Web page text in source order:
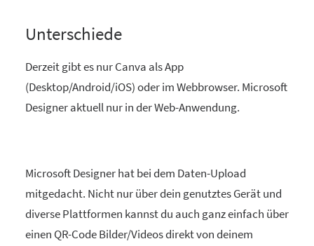
Unterschiede
Derzeit gibt es nur Canva als App
(Desktop/Android/iOS) oder im Webbrowser. Microsoft
Designer aktuell nur in der Web-Anwendung.
Microsoft Designer hat bei dem Daten-Upload
mitgedacht. Nicht nur über dein genutztes Gerät und
diverse Plattformen kannst du auch ganz einfach über
einen QR-Code Bilder/Videos direkt von deinem